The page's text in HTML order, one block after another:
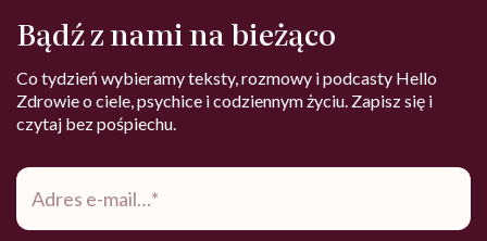
Bądź z nami na bieżąco
Co tydzień wybieramy teksty, rozmowy i podcasty Hello
Zdrowie o ciele, psychice i codziennym życiu. Zapisz się i
czytaj bez pośpiechu.
Adres
mail*